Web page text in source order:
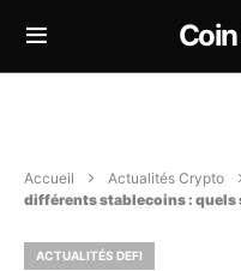
Accueil Actualités Crypto
différents stablecoins : quels
ACTUALITÉS DEFI